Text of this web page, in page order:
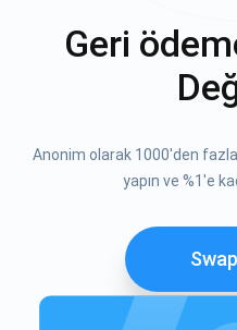
Geri
Anonim olarak 1000'den
yapın ve %1'e